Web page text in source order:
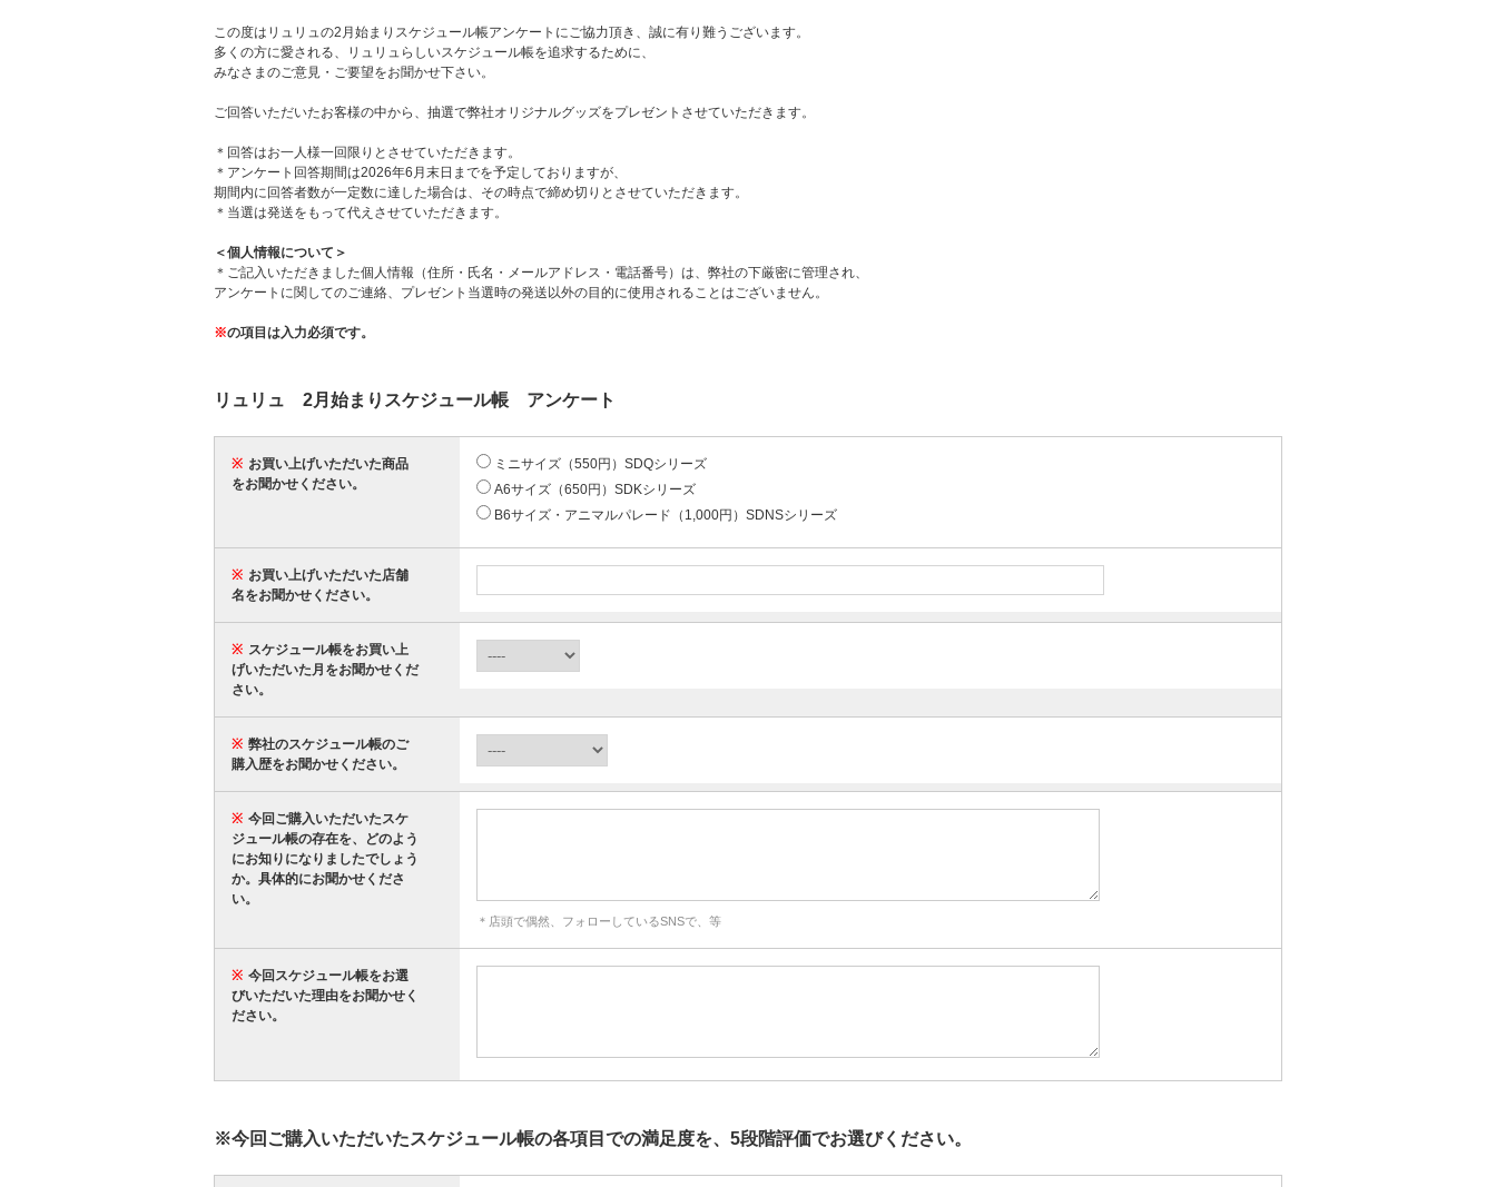
この度はリュリュの2月始まりスケジュール帳アンケートにご協力頂き、誠に有り難うございます。
多くの方に愛される、リュリュらしいスケジュール帳を追求するために、
みなさまのご意見・ご要望をお聞かせ下さい。
ご回答いただいたお客様の中から、抽選で弊社オリジナルグッズをプレゼントさせていただきます。
＊回答はお一人様一回限りとさせていただきます。
＊アンケート回答期間は2026年6月末日までを予定しておりますが、
期間内に回答者数が一定数に達した場合は、その時点で締め切りとさせていただきます。
＊当選は発送をもって代えさせていただきます。
＜個人情報について＞
＊ご記入いただきました個人情報（住所・氏名・メールアドレス・電話番号）は、弊社の下厳密に管理され、
アンケートに関してのご連絡、プレゼント当選時の発送以外の目的に使用されることはございません。
※の項目は入力必須です。
リュリュ 2月始まりスケジュール帳 アンケート
※ お買い上げいただいた商品
をお聞かせください。
ミニサイズ（550円）SDQシリーズ
A6サイズ（650円）SDKシリーズ
B6サイズ・アニマルパレード（1,000円）SDNSシリーズ
※ お買い上げいただいた店舗
名をお聞かせください。
※ スケジュール帳をお買い上
げいただいた月をお聞かせくだ
さい。
※ 弊社のスケジュール帳のご
購入歴をお聞かせください。
※ 今回ご購入いただいたスケ
ジュール帳の存在を、どのよう
にお知りになりましたでしょう
か。具体的にお聞かせくださ
い。
＊店頭で偶然、フォローしているSNSで、等
※ 今回スケジュール帳をお選
びいただいた理由をお聞かせく
ださい。
※今回ご購入いただいたスケジュール帳の各項目での満足度を、5段階評価でお選びください。